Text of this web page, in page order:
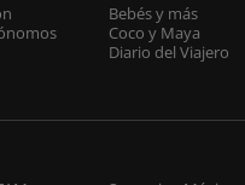
Bebés y más
Coco y Maya
Diario del Viajero